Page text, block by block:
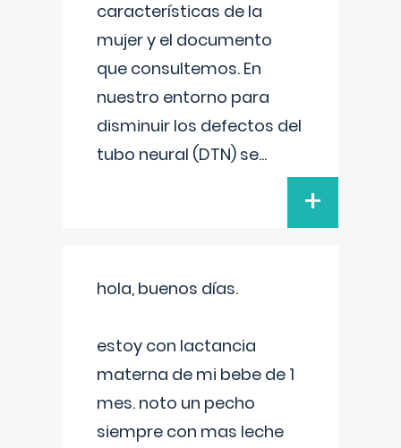
características de la
mujer y el documento
que consultemos. En
nuestro entorno para
disminuir los defectos del
tubo neural (DTN) se...
+
hola, buenos días.
estoy con lactancia
materna de mi bebe de 1
mes. noto un pecho
siempre con mas leche